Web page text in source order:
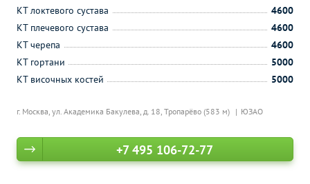
г. Москва, ул. Академика Бакулева, д. 18, Тропарёво (583 м) ЮЗАО
КТ локтевого сустава
4600
КТ плечевого сустава
4600
КТ черепа
4600
КТ гортани
5000
КТ височных костей
5000
+7 495 106-72-77